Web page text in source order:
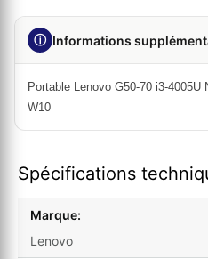
ⓘ Informations
Portable Lenovo G50-70 i3-
W10
Spécifications
Marque:
Lenovo